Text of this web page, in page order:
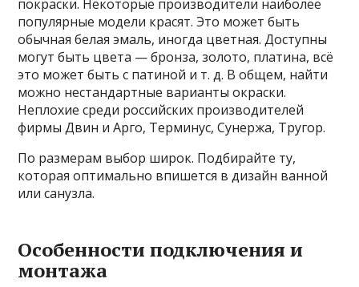
покраски. Некоторые производители наиболее
популярные модели красят. Это может быть
обычная белая эмаль, иногда цветная. Доступны
могут быть цвета — бронза, золото, платина, всё
это может быть с патиной и т. д. В общем, найти
можно нестандартные варианты окраски.
Неплохие среди российских производителей
фирмы Двин и Арго, Терминус, Сунержа, Тругор.
По размерам выбор широк. Подбирайте ту,
которая оптимально впишется в дизайн ванной
или санузла.
Особенности подключения и
монтажа